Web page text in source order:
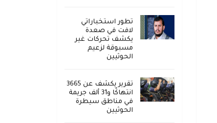
تطور استخباراتي
لافت في صعدة
يكشف تحركات غير
مسبوقة لزعيم
الحوثيين
تقرير يكشف عن 3665
انتهاكًا و31 ألف جريمة
في مناطق سيطرة
الحوثيين